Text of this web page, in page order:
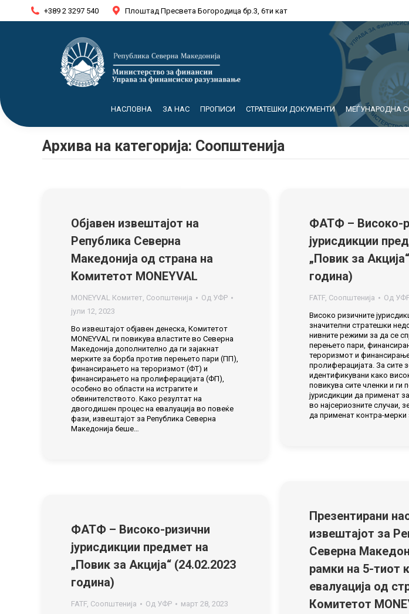
+389 2 3297 540 Плоштад Пресвета Богородица бр.3, 6ти кат
НАСЛОВНА ЗА НАС ПРОПИСИ СТРАТЕШКИ ДОКУМЕНТИ МЕЃУНАРОДНА
Архива на категорија: Соопштенија
Објавен извештајот на
Република Северна
Македонија од страна на
Kомитетот MONEYVAL
MONEYVAL Комитет, Соопштенија Од УФР
јули 12, 2023
Во извештајот објавен денеска, Комитетот
MONEYVAL ги повикува властите во Северна
Македонија дополнително да ги зајакнат
мерките за борба против перењето пари (ПП),
финансирањето на тероризмот (ФТ) и
финансирањето на пролиферацијата (ФП),
особено во области на истрагите и
обвинителството. Како резултат на
двогодишен процес на евалуација во повеќе
фази, извештајот за Република Северна
Македонија беше…
ФАТФ – Високо-
јурисдикции
„Повик за
година)
FATF, Соопштенија Од
Високо ризичните
значителни стратешки
нивните режими за да се
перењето пари,
тероризмот и
пролиферацијата. За сите
идентификувани како
повикува сите членки и ги
јурисдикции да применат
во најсериозните случаи,
да применат контра-мерки
Презентирани
извештајот за
Северна
рамки на 5-тиот
евалуација од
Комитетот
ФАТФ – Високо-ризични
јурисдикции предмет на
„Повик за Акција“ (24.02.2023
година)
FATF, Соопштенија Од УФР
март 28, 2023